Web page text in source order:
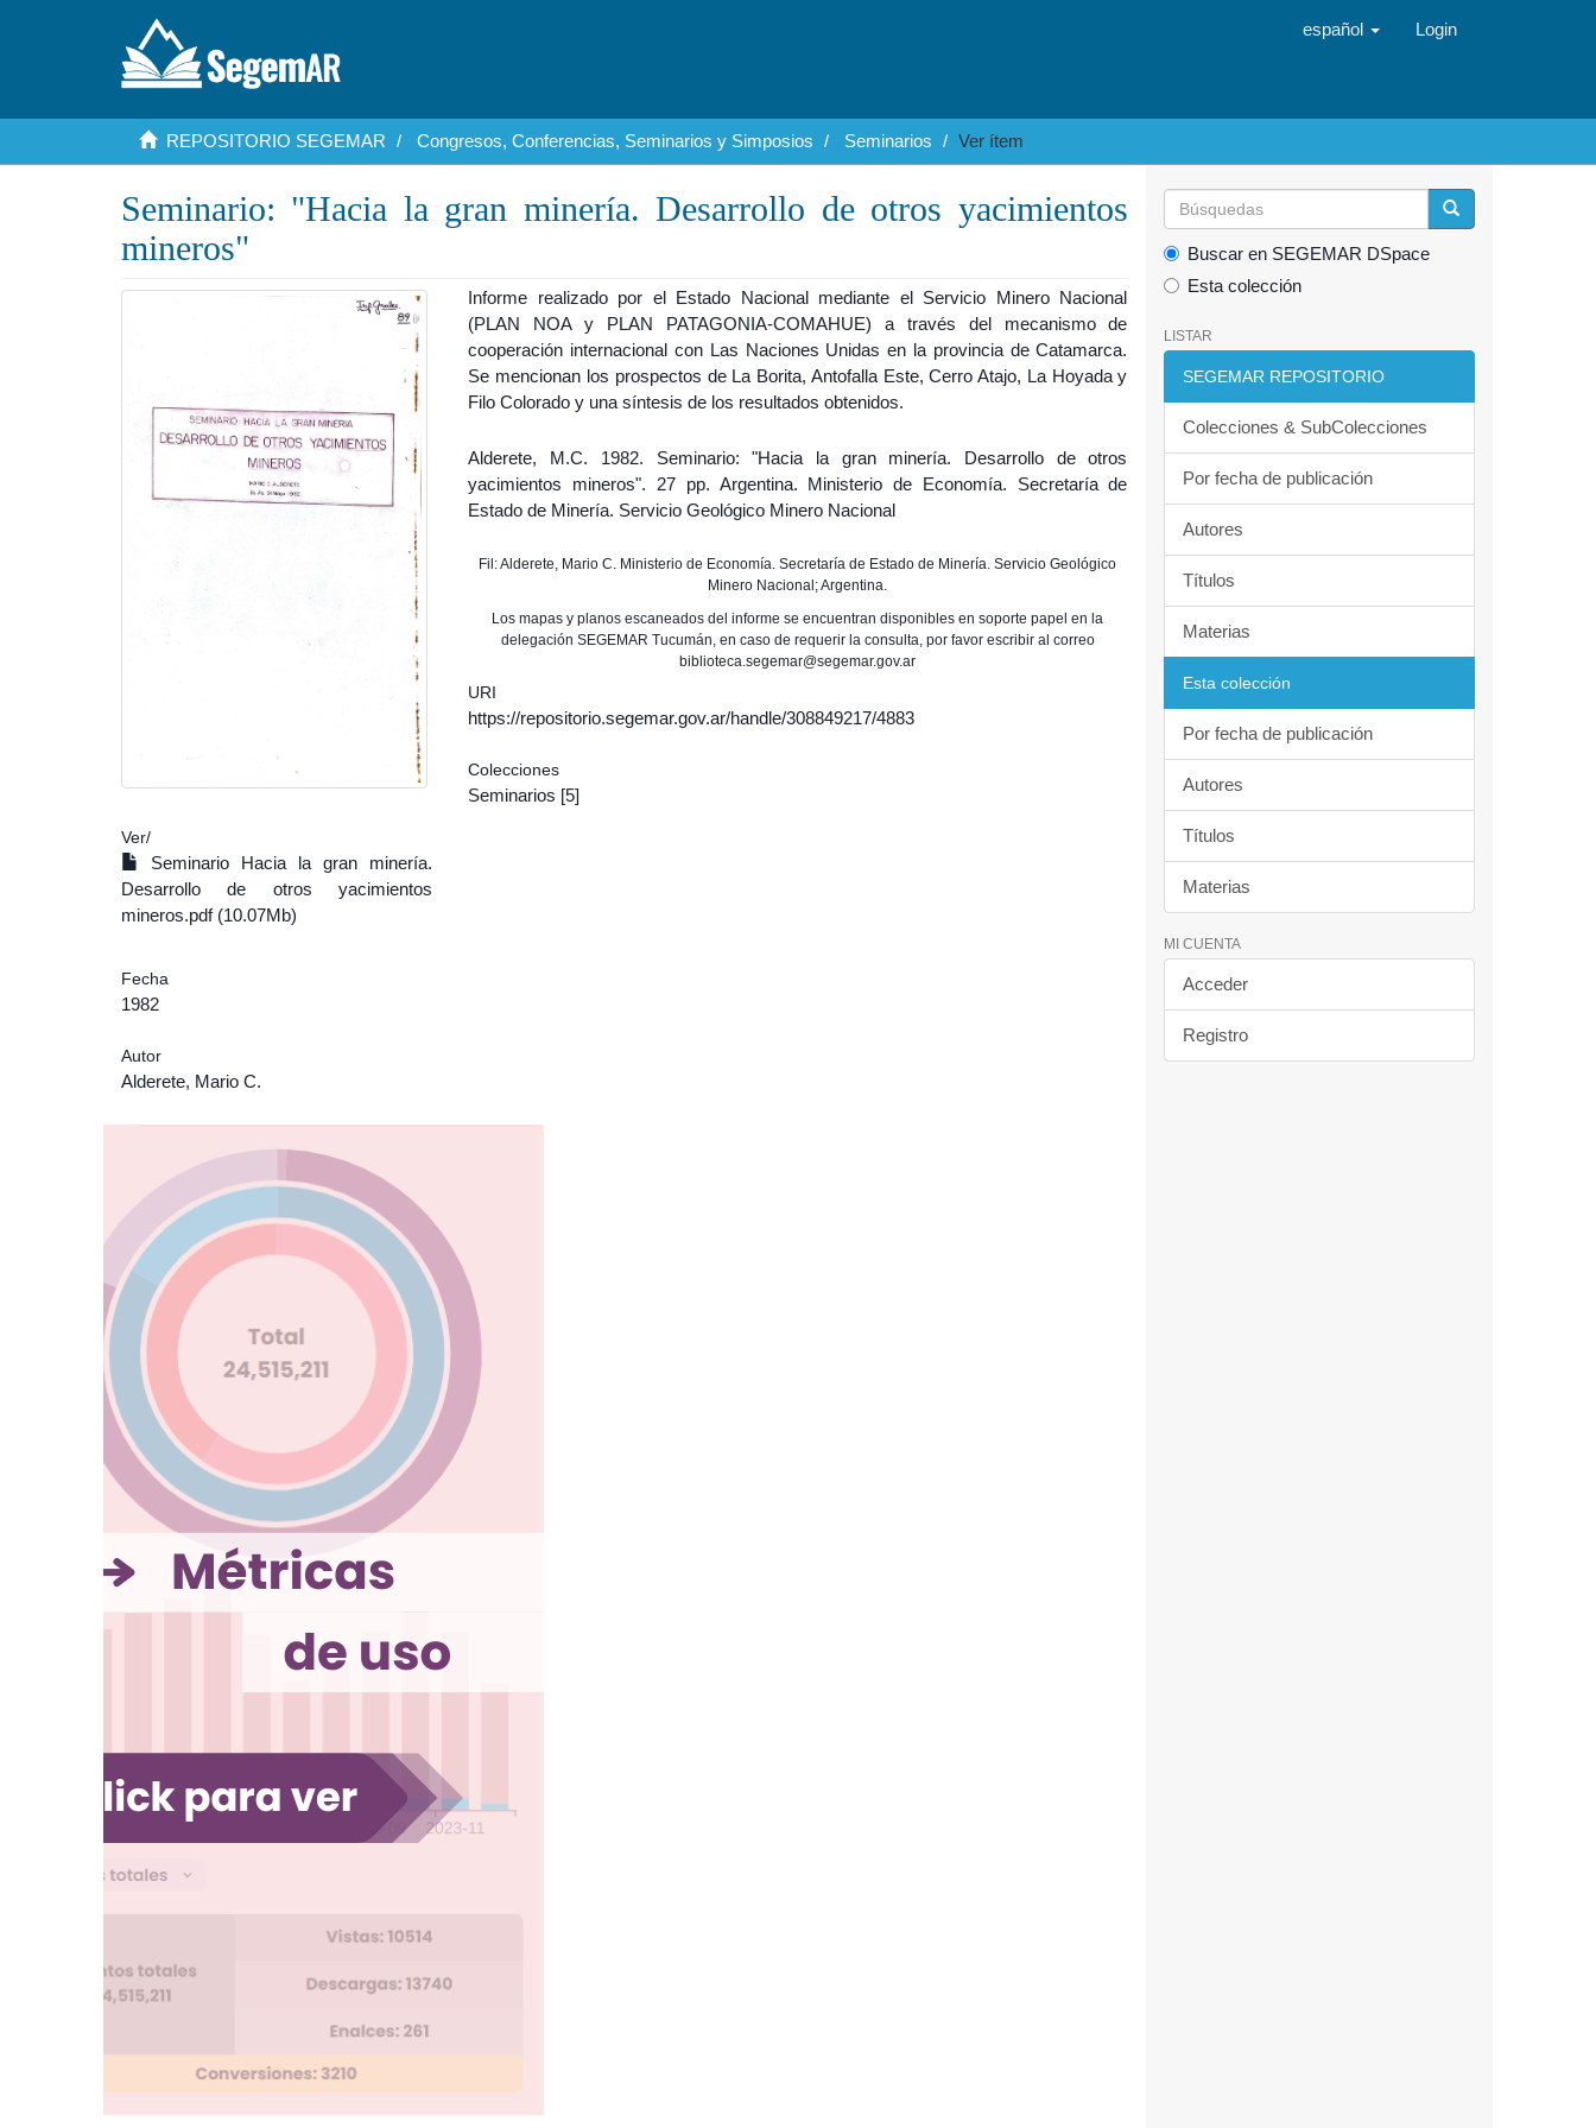
español Login
REPOSITORIO SEGEMAR Congresos, Conferencias, Seminarios y Simposios Seminarios Ver ítem
Seminario: "Hacia la gran minería. Desarrollo de otros yacimientos
mineros"
Ver/
Seminario Hacia la gran minería.
Desarrollo de otros yacimientos
mineros.pdf (10.07Mb)
Fecha
1982
Autor
Alderete, Mario C.
Informe realizado por el Estado Nacional mediante el Servicio Minero Nacional
(PLAN NOA y PLAN PATAGONIA-COMAHUE) a través del mecanismo de
cooperación internacional con Las Naciones Unidas en la provincia de Catamarca.
Se mencionan los prospectos de La Borita, Antofalla Este, Cerro Atajo, La Hoyada y
Filo Colorado y una síntesis de los resultados obtenidos.
Alderete, M.C. 1982. Seminario: "Hacia la gran minería. Desarrollo de otros
yacimientos mineros". 27 pp. Argentina. Ministerio de Economía. Secretaría de
Estado de Minería. Servicio Geológico Minero Nacional
Fil: Alderete, Mario C. Ministerio de Economía. Secretaría de Estado de Minería. Servicio Geológico
Minero Nacional; Argentina.
Los mapas y planos escaneados del informe se encuentran disponibles en soporte papel en la
delegación SEGEMAR Tucumán, en caso de requerir la consulta, por favor escribir al correo
biblioteca.segemar@segemar.gov.ar
URI
https://repositorio.segemar.gov.ar/handle/308849217/4883
Colecciones
Seminarios [5]
Buscar en SEGEMAR DSpace
Esta colección
LISTAR
SEGEMAR REPOSITORIO
Colecciones & SubColecciones
Por fecha de publicación
Autores
Títulos
Materias
Esta colección
Por fecha de publicación
Autores
Títulos
Materias
MI CUENTA
Acceder
Registro